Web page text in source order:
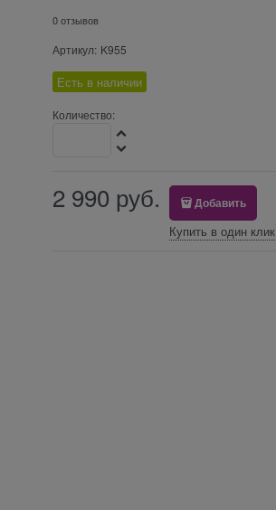
0 отзывов
Артикул: K955
Есть в наличии
Количество:
2 990 руб. Добавить
Купить в один клик